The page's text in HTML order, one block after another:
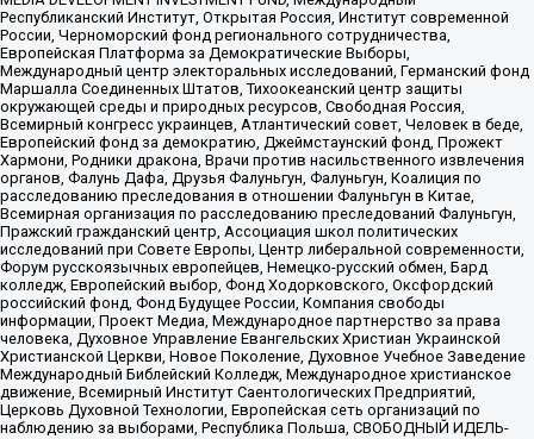
Республиканский Институт, Открытая Россия, Институт современной
России, Черноморский фонд регионального сотрудничества,
Европейская Платформа за Демократические Выборы,
Международный центр электоральных исследований, Германский фонд
Маршалла Соединенных Штатов, Тихоокеанский центр защиты
окружающей среды и природных ресурсов, Свободная Россия,
Всемирный конгресс украинцев, Атлантический совет, Человек в беде,
Европейский фонд за демократию, Джеймстаунский фонд, Прожект
Хармони, Родники дракона, Врачи против насильственного извлечения
органов, Фалунь Дафа, Друзья Фалуньгун, Фалуньгун, Коалиция по
расследованию преследования в отношении Фалуньгун в Китае,
Всемирная организация по расследованию преследований Фалуньгун,
Пражский гражданский центр, Ассоциация школ политических
исследований при Совете Европы, Центр либеральной современности,
Форум русскоязычных европейцев, Немецко-русский обмен, Бард
колледж, Европейский выбор, Фонд Ходорковского, Оксфордский
российский фонд, Фонд Будущее России, Компания свободы
информации, Проект Медиа, Международное партнерство за права
человека, Духовное Управление Евангельских Христиан Украинской
Христианской Церкви, Новое Поколение, Духовное Учебное Заведение
Международный Библейский Колледж, Международное христианское
движение, Всемирный Институт Саентологических Предприятий,
Церковь Духовной Технологии, Европейская сеть организаций по
наблюдению за выборами, Республика Польша, СВОБОДНЫЙ ИДЕЛЬ-